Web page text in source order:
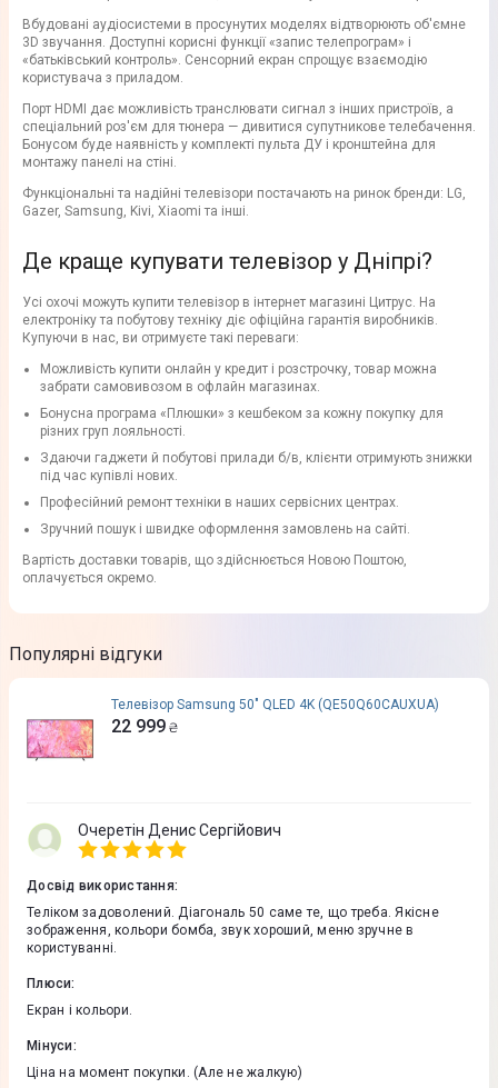
Вбудовані аудіосистеми в просунутих моделях відтворюють об'ємне
3D звучання. Доступні корисні функції «запис телепрограм» і
«батьківський контроль». Сенсорний екран спрощує взаємодію
користувача з приладом.
Порт HDMI дає можливість транслювати сигнал з інших пристроїв, а
спеціальний роз'єм для тюнера — дивитися супутникове телебачення.
Бонусом буде наявність у комплекті пульта ДУ і кронштейна для
монтажу панелі на стіні.
Функціональні та надійні телевізори постачають на ринок бренди: LG,
Gazer, Samsung, Kivi, Xiaomi та інші.
Де краще купувати телевізор у Дніпрі?
Усі охочі можуть купити телевізор в інтернет магазині Цитрус. На
електроніку та побутову техніку діє офіційна гарантія виробників.
Купуючи в нас, ви отримуєте такі переваги:
Можливість купити онлайн у кредит і розстрочку, товар можна
забрати самовивозом в офлайн магазинах.
Бонусна програма «Плюшки» з кешбеком за кожну покупку для
різних груп лояльності.
Здаючи гаджети й побутові прилади б/в, клієнти отримують знижки
під час купівлі нових.
Професійний ремонт техніки в наших сервісних центрах.
Зручний пошук і швидке оформлення замовлень на сайті.
Вартість доставки товарів, що здійснюється Новою Поштою,
оплачується окремо.
Популярні відгуки
Телевізор Samsung 50" QLED 4K (QE50Q60CAUXUA)
22 999 ₴
Очеретін Денис Сергійович
Досвід використання:
Теліком задоволений. Діагональ 50 саме те, що треба. Якісне
зображення, кольори бомба, звук хороший, меню зручне в
користуванні.
Плюси:
Екран і кольори.
Мінуси:
Ціна на момент покупки. (Але не жалкую)